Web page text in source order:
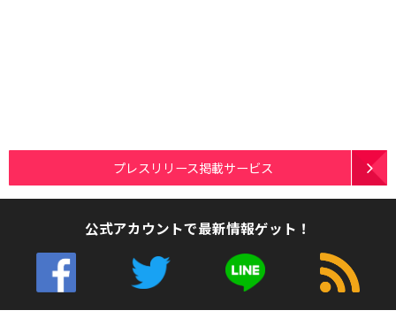
プレスリリース掲載サービス
公式アカウントで最新情報ゲット！